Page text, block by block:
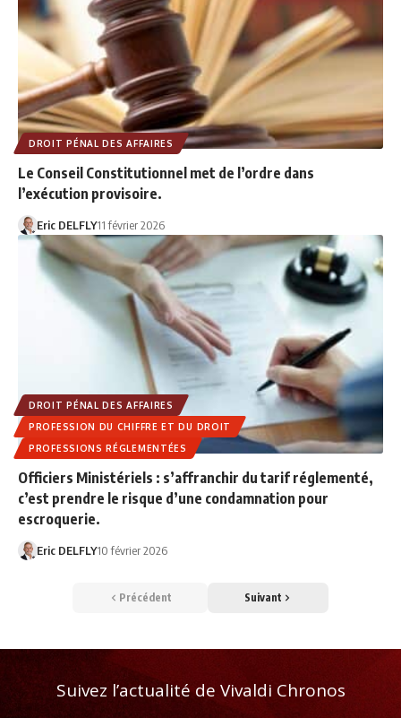
DROIT PÉNAL DES AFFAIRES
Le Conseil Constitutionnel met de l’ordre dans
l’exécution provisoire.
Eric DELFLY11 février 2026
DROIT PÉNAL DES AFFAIRES
PROFESSION DU CHIFFRE ET DU DROIT
PROFESSIONS RÉGLEMENTÉES
Officiers Ministériels : s’affranchir du tarif réglementé,
c’est prendre le risque d’une condamnation pour
escroquerie.
Eric DELFLY10 février 2026
Précédent Suivant
Suivez l’actualité de Vivaldi Chronos